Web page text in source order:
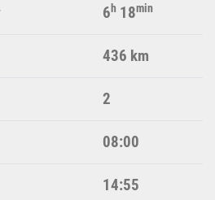
6h 18min
436 km
2
08:00
14:55